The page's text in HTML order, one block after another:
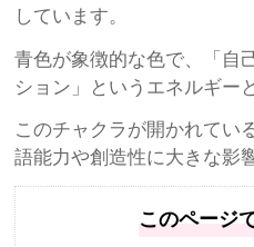
しています。
青色が象徴的な色で、「自
ション」というエネルギー
このチャクラが開かれてい
語能力や創造性に大きな影
このページ